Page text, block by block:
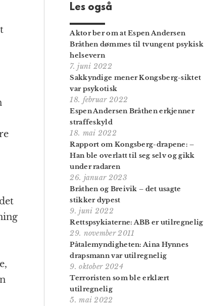
Les også
Aktor ber om at Espen Andersen
Bråthen dømmes til tvungent psykisk
helsevern
7. juni 2022
Sakkyndige mener Kongsberg-siktet
var psykotisk
18. februar 2022
Espen Andersen Bråthen erkjenner
straffeskyld
18. mai 2022
Rapport om Kongsberg-drapene: –
Han ble overlatt til seg selv og gikk
under radaren
26. januar 2023
Bråthen og Breivik – det usagte
stikker dypest
9. juni 2022
Rettspsykiaterne: ABB er utilregnelig
29. november 2011
Påtale­myndig­het­en: Aina Hynnes
draps­mann var utilregnelig
9. oktober 2024
Terroristen som ble erklært
utilregnelig
5. mai 2022